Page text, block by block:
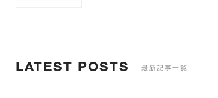
LATEST POSTS 最新記事一覧